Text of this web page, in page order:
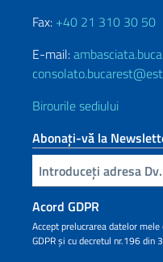
Fax: +40 21 310 30 50
E-mail:
Birourile sediului
Abonați-vă la
Inserisci la tua email
Acord GDPR
Accept prelucrarea datelor
GDPR și cu decretul nr.196 din